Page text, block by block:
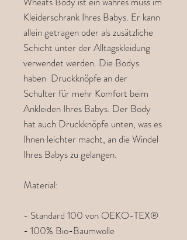
Kleiderschrank Ihres Babys. Er kann
allein getragen oder als zusätzliche
Schicht unter der Alltagskleidung
verwendet werden. Die Bodys
haben Druckknöpfe an der
Schulter für mehr Komfort beim
Ankleiden Ihres Babys. Der Body
hat auch Druckknöpfe unten, was es
Ihnen leichter macht, an die Windel
Ihres Babys zu gelangen.
Material:
- Standard 100 von OEKO-TEX®
- 100% Bio-Baumwolle